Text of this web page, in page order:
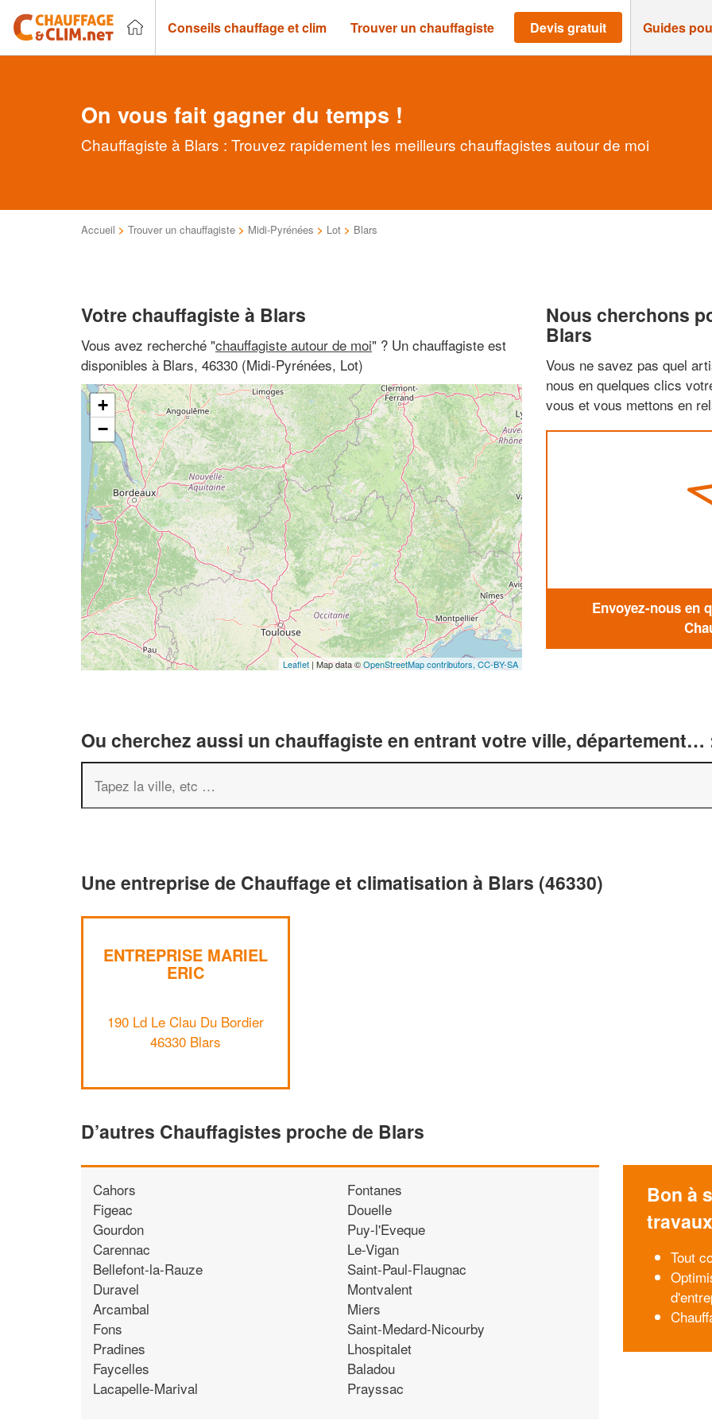
Conseils chauffage et clim Trouver un chauffagiste Devis gratuit Guides
On vous fait gagner du temps !
Chauffagiste à Blars : Trouvez rapidement les meilleurs chauffagistes autour de moi
Accueil > Trouver un chauffagiste > Midi-Pyrénées > Lot > Blars
Votre chauffagiste à Blars
Vous avez recherché "chauffagiste autour de moi" ? Un chauffagiste est
disponibles à Blars, 46330 (Midi-Pyrénées, Lot)
+
−
Leaflet | Map data ©OpenStreetMap contributors, CC-BY-SA
Nous cherchons
Blars
Vous ne savez pas quel
nous en quelques clics
vous et vous mettons en
Envoyez-nous en
Ou cherchez aussi un chauffagiste en entrant votre ville, département…
Une entreprise de Chauffage et climatisation à Blars (46330)
ENTREPRISE MARIEL
ERIC
190 Ld Le Clau Du Bordier
46330 Blars
D’autres Chauffagistes proche de Blars
Cahors
Figeac
Gourdon
Carennac
Bellefont-la-Rauze
Duravel
Arcambal
Fons
Pradines
Faycelles
Lacapelle-Marival
Fontanes
Douelle
Puy-l'Eveque
Le-Vigan
Saint-Paul-Flaugnac
Montvalent
Miers
Saint-Medard-Nicourby
Lhospitalet
Baladou
Prayssac
Bon à
travaux
Tout